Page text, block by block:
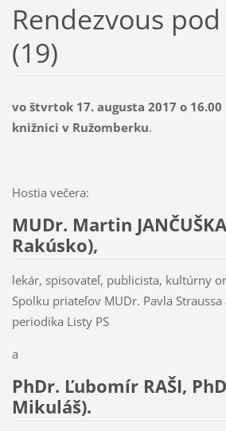
Rendezvous
(19)
vo štvrtok 17. augusta 2017 o
knižnici v Ružomberku.
Hostia večera:
MUDr. Martin
Rakúsko),
lekár, spisovateľ, publicista, kultúrny
Spolku priateľov MUDr. Pavla
periodika Listy PS
a
PhDr. Ľubomír RAŠI,
Mikuláš).